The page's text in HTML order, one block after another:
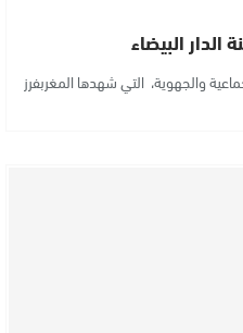
البيضاء
والجهوية، التي شهدها المغربفرز